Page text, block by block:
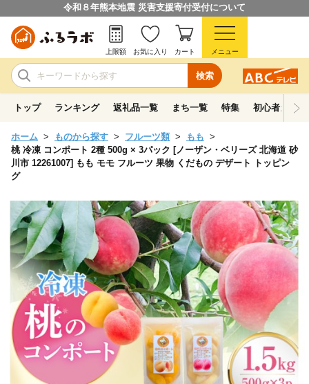
令和８年熊本地震 災害支援寄付受付について
検索
上限額 お気に入り カート メニュー
トップ ランキング 返礼品一覧 まち一覧 特集 初心者ガイド
ホーム ものから探す フルーツ類
もも
桃 冷凍 コンポート 2種 500g × 3パック [ノーザン・ベリーズ 北海道 砂
川市 12261007] もも モモ フルーツ 果物 くだもの デザート トッピン
グ